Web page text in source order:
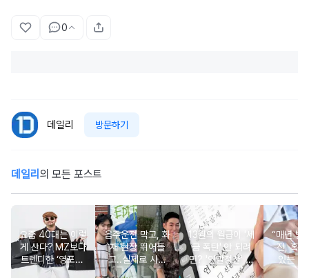
0
데일리 방문하기
데일리 의 모든 포스트
요즘 40대는 이렇
게 산다? MZ보다
트렌디한 ‘영포티’
분석
음주운전 막고, 화
재 현장 뛰어들
고..실제로 사람
구한 연예인 10
13월의 월급이 '세
금 폭탄' 안 되려
면? '연말정산' 핵
심 꿀팁 A to Z
“매년 받
진, 혹시
있는 건
요?”